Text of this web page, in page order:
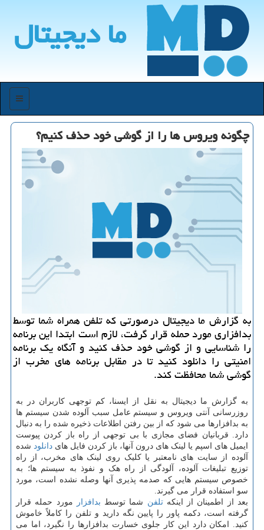
ما دیجیتال
منو
چگونه ویروس ها را از گوشی خود حذف كنیم؟
به گزارش ما دیجیتال درصورتی كه تلفن همراه شما توسط
بدافزاری مورد حمله قرار گرفت، لازم است ابتدا این برنامه
را شناسایی و از گوشی خود حذف كنید و آنگاه یك برنامه
امنیتی را دانلود كنید تا در مقابل برنامه های مخرب از
گوشی شما محافظت كند.
به گزارش ما دیجیتال به نقل از ایسنا، کم توجهی کاربران در به
روزرسانی آنتی ویروس و سیستم عامل سبب آلوده شدن سیستم ها
به بدافزارها می شود که از بین رفتن اطلاعات ذخیره شده را به دنبال
دارد. قربانیان فضای مجازی با بی توجهی از راه باز کردن پیوست
ایمیل های اسپم یا لینک های درون آنها، باز کردن فایل های دانلود شده
آلوده از سایت های نامعتبر یا کلیک روی لینک های مخرب، از راه
توزیع تبلیغات آلوده، آلودگی از راه هک و نفوذ به سیستم ها؛ به
خصوص سیستم هایی که صدمه پذیری آنها وصله نشده است، مورد
سو استفاده قرار می گیرند.
بعد از اطمینان از اینکهتلفن شما توسط بدافزار
مورد حمله قرار
گرفته است، دکمه پاور را پایین نگه دارید و تلفن را کاملاً خاموش
کنید. امکان دارد این کار جلوی خسارت بدافزارها را نگیرد، اما می